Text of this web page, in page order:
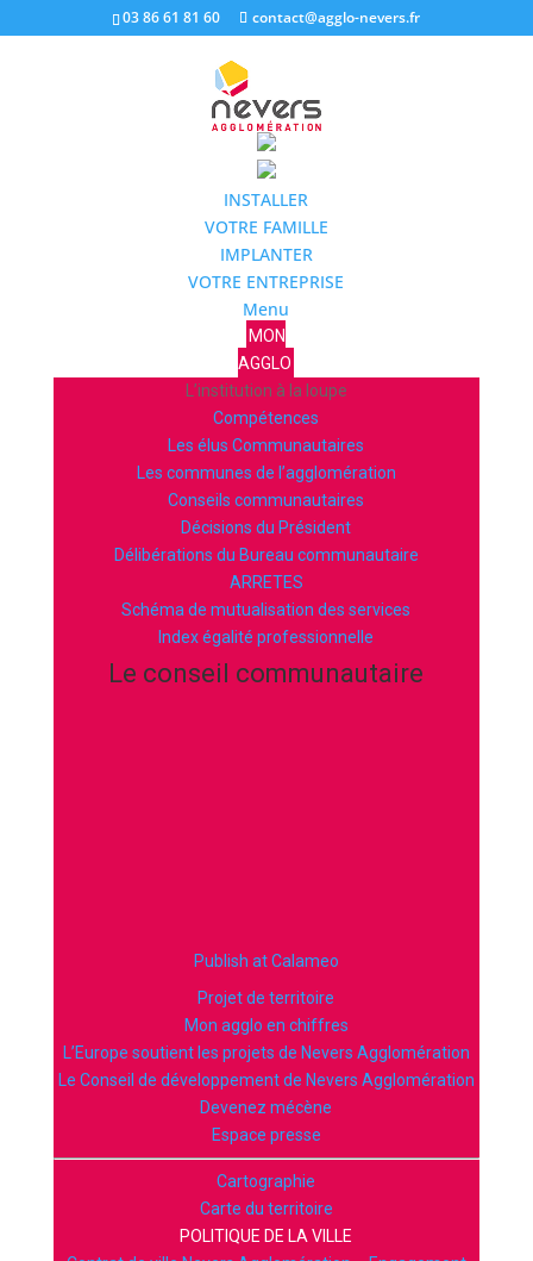
03 86 61 81 60 contact@agglo-nevers.fr
INSTALLER
VOTRE FAMILLE
IMPLANTER
VOTRE ENTREPRISE
Menu
MON
AGGLO
L’institution à la loupe
Compétences
Les élus Communautaires
Les communes de l’agglomération
Conseils communautaires
Décisions du Président
Délibérations du Bureau communautaire
ARRETES
Schéma de mutualisation des services
Index égalité professionnelle
Le conseil communautaire
Publish at Calameo
Projet de territoire
Mon agglo en chiffres
L’Europe soutient les projets de Nevers Agglomération
Le Conseil de développement de Nevers Agglomération
Devenez mécène
Espace presse
Cartographie
Carte du territoire
POLITIQUE DE LA VILLE